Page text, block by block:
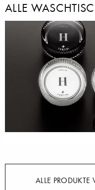
ALLE
ALLE PRODUKTE